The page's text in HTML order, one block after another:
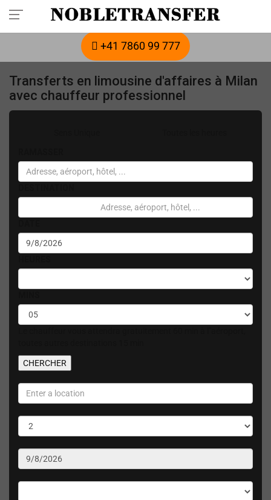
Réservez votre transfert privé à l'avance :
appelez-nous
+41 7860 99 777
Transferts en limousine d'affaires à Milan
avec chauffeur professionnel
CHERCHER